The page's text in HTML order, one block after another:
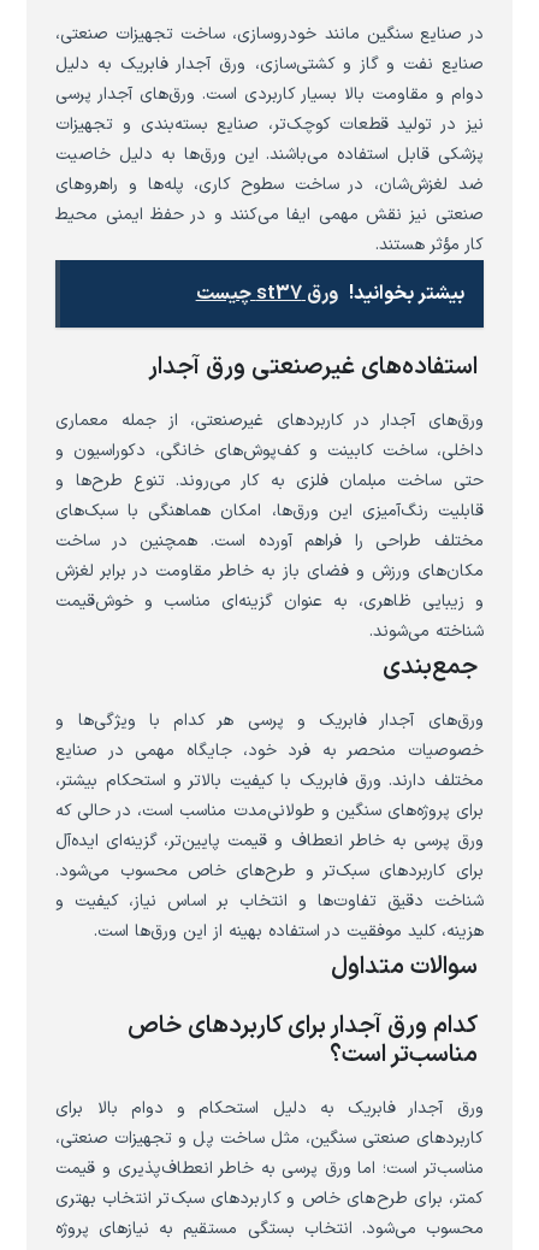
در صنایع سنگین مانند خودروسازی، ساخت تجهیزات صنعتی،
صنایع نفت و گاز و کشتی‌سازی، ورق آجدار فابریک به دلیل
دوام و مقاومت بالا بسیار کاربردی است. ورق‌های آجدار پرسی
نیز در تولید قطعات کوچک‌تر، صنایع بسته‌بندی و تجهیزات
پزشکی قابل استفاده می‌باشند. این ورق‌ها به دلیل خاصیت
ضد لغزش‌شان، در ساخت سطوح کاری، پله‌ها و راهروهای
صنعتی نیز نقش مهمی ایفا می‌کنند و در حفظ ایمنی محیط
کار مؤثر هستند.
بیشتر بخوانید! ورق st37 چیست
استفاده‌های غیرصنعتی ورق آجدار
ورق‌های آجدار در کاربردهای غیرصنعتی، از جمله معماری
داخلی، ساخت کابینت و کف‌پوش‌های خانگی، دکوراسیون و
حتی ساخت مبلمان فلزی به کار می‌روند. تنوع طرح‌ها و
قابلیت رنگ‌آمیزی این ورق‌ها، امکان هماهنگی با سبک‌های
مختلف طراحی را فراهم آورده است. همچنین در ساخت
مکان‌های ورزش و فضای باز به خاطر مقاومت در برابر لغزش
و زیبایی ظاهری، به عنوان گزینه‌ای مناسب و خوش‌قیمت
شناخته می‌شوند.
جمع‌بندی
ورق‌های آجدار فابریک و پرسی هر کدام با ویژگی‌ها و
خصوصیات منحصر به فرد خود، جایگاه مهمی در صنایع
مختلف دارند. ورق فابریک با کیفیت بالاتر و استحکام بیشتر،
برای پروژه‌های سنگین و طولانی‌مدت مناسب است، در حالی که
ورق پرسی به خاطر انعطاف و قیمت پایین‌تر، گزینه‌ای ایده‌آل
برای کاربردهای سبک‌تر و طرح‌های خاص محسوب می‌شود.
شناخت دقیق تفاوت‌ها و انتخاب بر اساس نیاز، کیفیت و
هزینه، کلید موفقیت در استفاده بهینه از این ورق‌ها است.
سوالات متداول
کدام ورق آجدار برای کاربردهای خاص
مناسب‌تر است؟
ورق آجدار فابریک به دلیل استحکام و دوام بالا برای
کاربردهای صنعتی سنگین، مثل ساخت پل و تجهیزات صنعتی،
مناسب‌تر است؛ اما ورق پرسی به خاطر انعطاف‌پذیری و قیمت
کمتر، برای طرح‌های خاص و کاربردهای سبک‌تر انتخاب بهتری
محسوب می‌شود. انتخاب بستگی مستقیم به نیازهای پروژه